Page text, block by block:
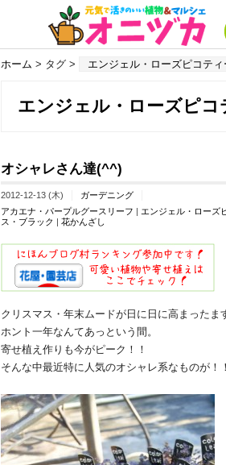
ホーム > タグ > エンジェル・ローズピコティ
エンジェル・ローズピコ
オシャレさん達(^^)
2012-12-13 (木)
ガーデニング
アカエナ・パープルグースリーフ | エンジェル・ローズ
ス・ブラック | 花かんざし
クリスマス・年末ムードが日に日に高まったま
ホント一年なんてあっという間。
寄せ植え作りも今がピーク！！
そんな中最近特に人気のオシャレ系なものが！！